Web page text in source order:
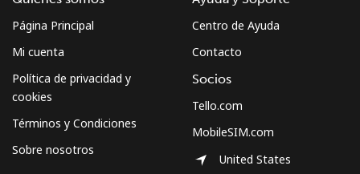
Página Principal
Mi cuenta
Política de privacidad y
cookies
Términos y Condiciones
Sobre nosotros
Centro de Ayuda
Contacto
Socios
Tello.com
MobileSIM.com
United States